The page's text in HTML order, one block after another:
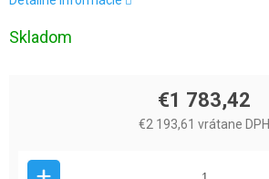
Skladom
€1 783,42
€2 193,61 vrátane DPH